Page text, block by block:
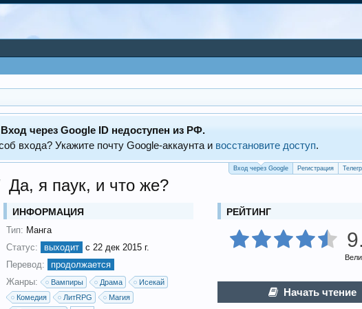
Вход через Google ID недоступен из РФ.
входа? Укажите почту Google‑аккаунта и восстановите доступ.
Вход через Google Регистрация
Да, я паук, и что же?
ИНФОРМАЦИЯ
Тип: Манга
Статус:
выходит
с 22 дек 2015 г.
Перевод:
продолжается
Жанры:
Вампиры Драма
Исекай
Комедия
ЛитRPG
Магия
РЕЙТИНГ
Начать чтение